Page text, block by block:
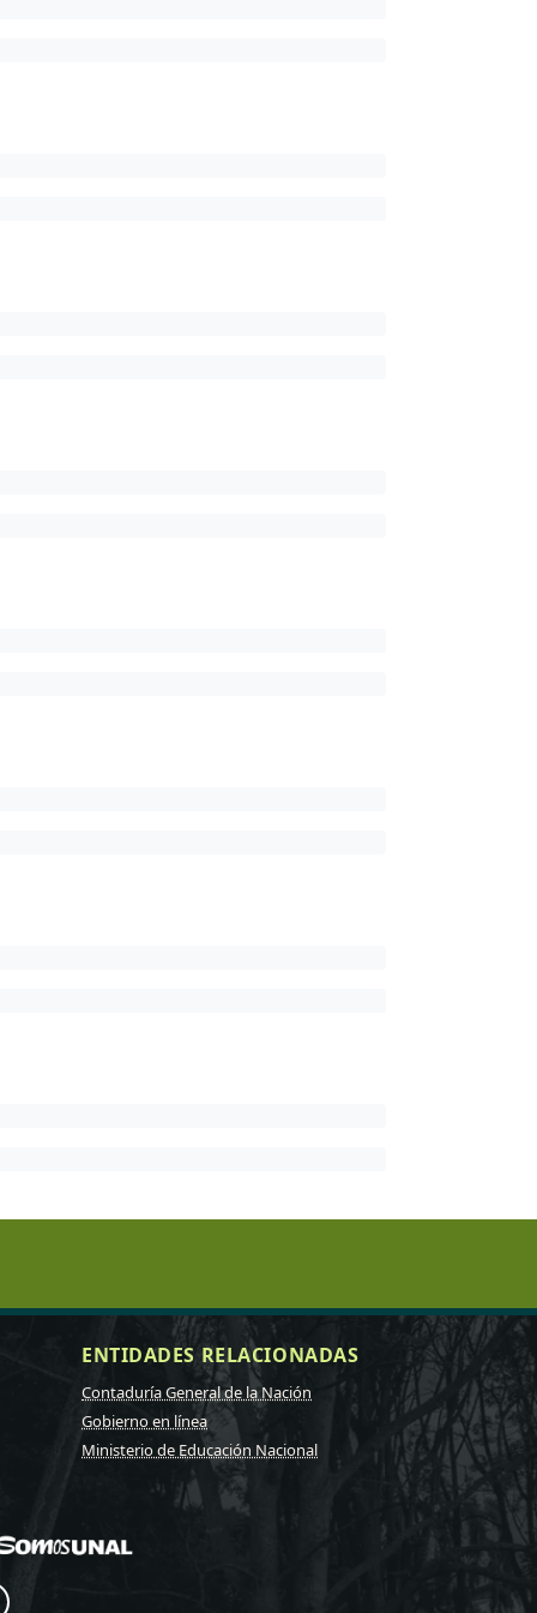
ENTIDADES RELACIONADAS
Contaduría General de la Nación
Gobierno en línea
Ministerio de Educación Nacional